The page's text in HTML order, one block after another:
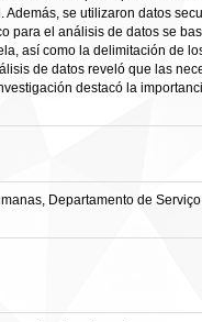
se utilizaron datos
el análisis de datos se
así como la delimitación de
de datos reveló que las
destacó la
Departamento de